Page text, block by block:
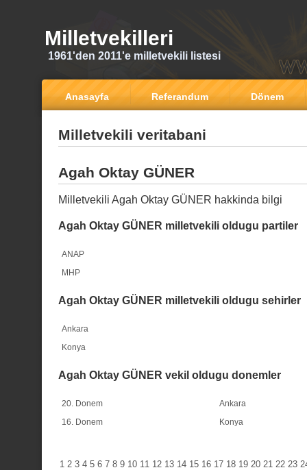
Milletvekilleri
1961'den 2011'e milletvekili listesi
Anasayfa Referandum Dönem
Milletvekili veritabani
Agah Oktay GÜNER
Milletvekili Agah Oktay GÜNER hakkinda bilgi
Agah Oktay GÜNER milletvekili oldugu partiler
ANAP
MHP
Agah Oktay GÜNER milletvekili oldugu sehirler
Ankara
Konya
Agah Oktay GÜNER vekil oldugu donemler
20. Donem
Ankara
16. Donem
Konya
1 2 3 4 5 6 7 8 9 10 11 12 13 14 15 16 17 18 19 20 21 22 23